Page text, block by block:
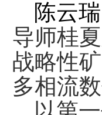
陈云
导师桂
战略性
多相流